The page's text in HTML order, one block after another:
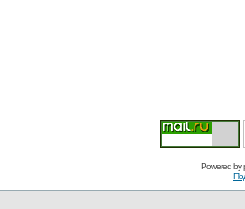
Powered by